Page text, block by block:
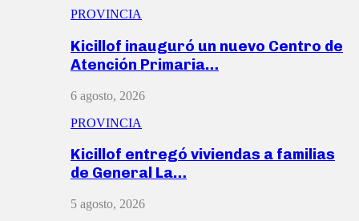
PROVINCIA
Kicillof inauguró un nuevo Centro de
Atención Primaria…
6 agosto, 2026
PROVINCIA
Kicillof entregó viviendas a familias
de General La…
5 agosto, 2026